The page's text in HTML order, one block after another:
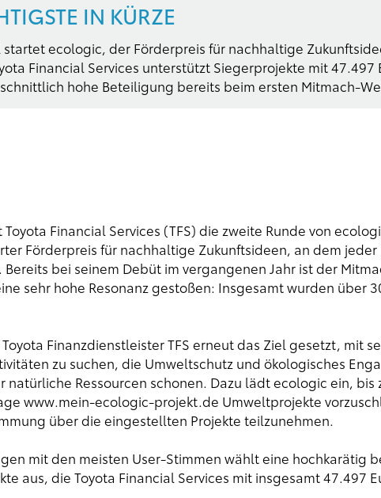
IN KÜRZE
startet ecologic, der Förderpreis für nachhaltige
Financial Services unterstützt Siegerprojekte mit 47.497
hohe Beteiligung bereits beim ersten Mitmach-
Financial Services (TFS) die zweite Runde von
Förderpreis für nachhaltige Zukunftsideen, an dem
bei seinem Debüt im vergangenen Jahr ist der
sehr hohe Resonanz gestoßen: Insgesamt wurden über
Finanzdienstleister TFS erneut das Ziel gesetzt, mit
zu suchen, die Umweltschutz und ökologisches
natürliche Ressourcen schonen. Dazu lädt ecologic ein, bis
www.mein-ecologic-projekt.de Umweltprojekte
über die eingestellten Projekte teilzunehmen.
mit den meisten User-Stimmen wählt eine hochkarätig
aus, die Toyota Financial Services mit insgesamt 47.497